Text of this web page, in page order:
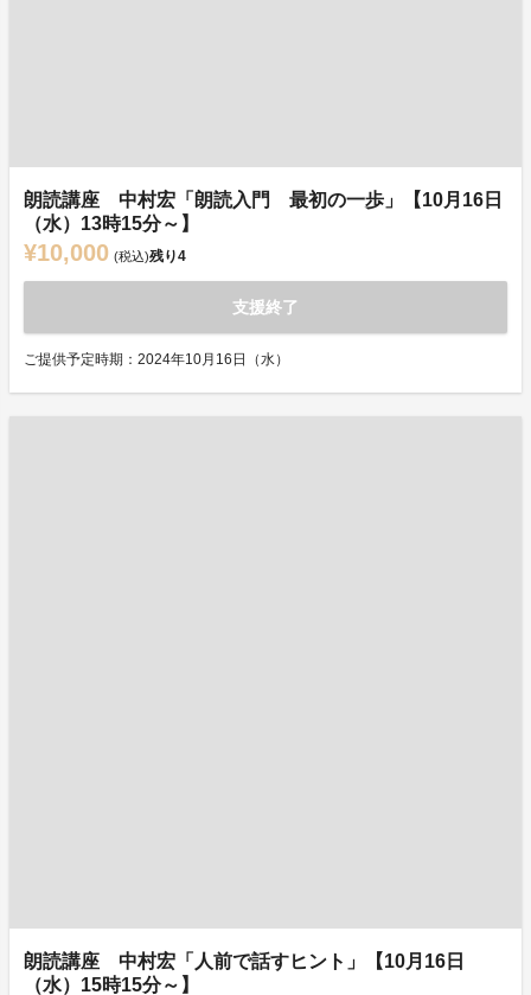
朗読講座 中村宏「朗読入門 最初の一歩」【10月16日
（水）13時15分～】
¥10,000 (税込)残り4
支援終了
ご提供予定時期：2024年10月16日（水）
朗読講座 中村宏「人前で話すヒント」【10月16日
（水）15時15分～】